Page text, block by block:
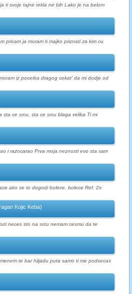
ti svoje tajne rekla ne bih Lako je na belom
pricam ja moram ti majko priznati za kim cu
iz pocetka dragog cekat' da mi dodje od
sta ce srcu, sta ce srcu blaga velika Ti mi
i razocarao Prva moja neznosti evo sta sam
ako se to dogodi bolece, bolece Ref. 2x
Kojic Keba)
neces sto na srcu nemam cesmu da te
te bar hiljadu puta samo ti me podsecas